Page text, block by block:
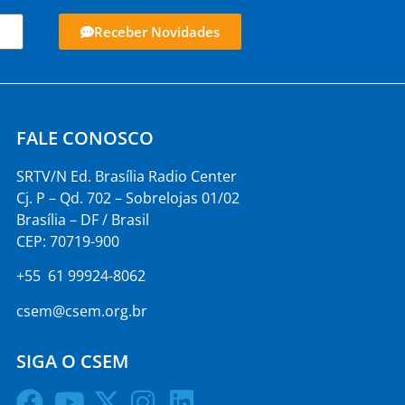
Receber Novidades
FALE CONOSCO
SRTV/N Ed. Brasília Radio Center
Cj. P – Qd. 702 – Sobrelojas 01/02
Brasília – DF / Brasil
CEP: 70719-900
+55 61 99924-8062
csem@csem.org.br
SIGA O CSEM